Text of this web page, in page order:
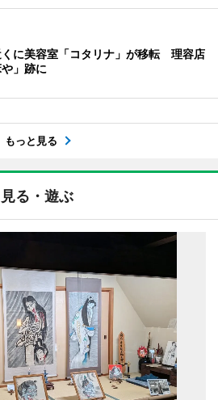
くに美容室「コタリナ」が移転 理容店
や」跡に
もっと見る
見る・遊ぶ